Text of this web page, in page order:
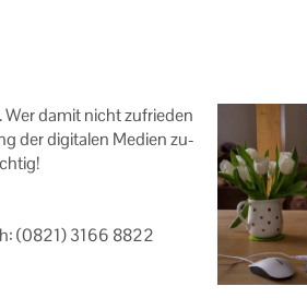
damit nicht zu­frie­den
der di­gi­ta­len Me­di­en zu­
(0821) 3166 8822